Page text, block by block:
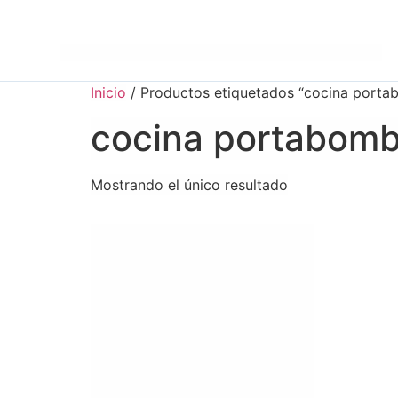
Inicio / Productos etiquetados “cocina
cocina
Mostrando el único resultado